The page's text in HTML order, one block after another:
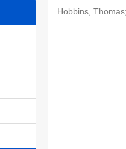
Hobbins,